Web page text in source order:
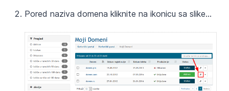
Pored naziva domena kliknite na ikonicu sa slike...